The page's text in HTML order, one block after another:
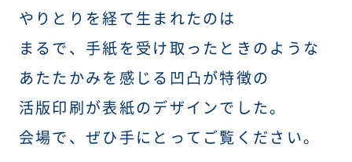
やりとりを経て生まれたのは
まるで、手紙を受け取ったときのような
あたたかみを感じる凹凸が特徴の
活版印刷が表紙のデザインでした。
会場で、ぜひ手にとってご覧ください。